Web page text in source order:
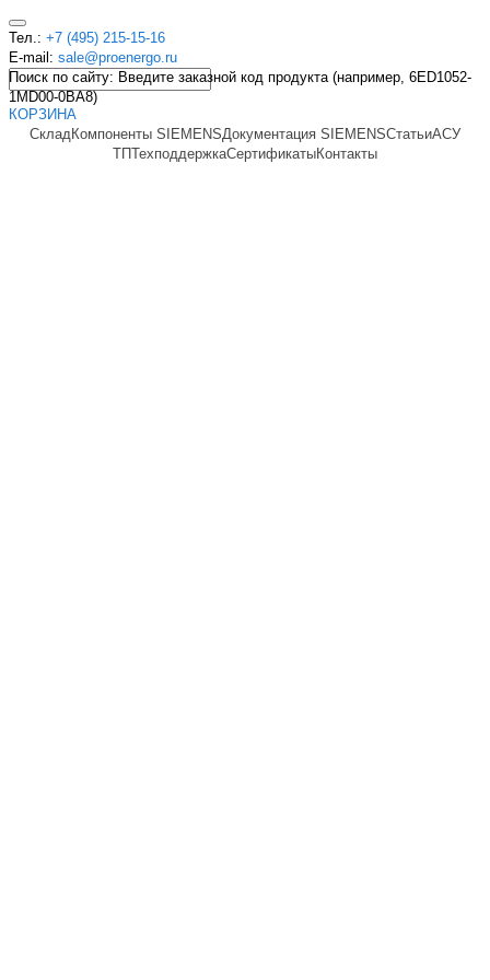
Тел.: +7 (495) 215-15-16
E-mail: sale@proenergo.ru
Поиск по сайту: Введите заказной код продукта (например, 6ED1052-
1MD00-0BA8)
КОРЗИНА
СкладКомпоненты SIEMENSДокументация SIEMENSСтатьиАСУ
ТПТехподдержкаСертификатыКонтакты